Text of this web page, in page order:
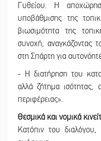
Γυθείου. Η
υποβάθμισης της
βιωσιμότητα της
συνοχή, αναγκάζοντας
στη Σπάρτη για
- Η διατήρηση του
αλλά ζήτημα ισότητας,
περιφέρειας».
Θεσμικά και νομικά
Κατόπιν του